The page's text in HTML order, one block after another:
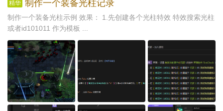
精华 制作一个装备光柱记录
制作一个装备光柱示例 效果： 1.先创建各个光柱特效 特效搜索光柱
或者id101011 作为模板 ...